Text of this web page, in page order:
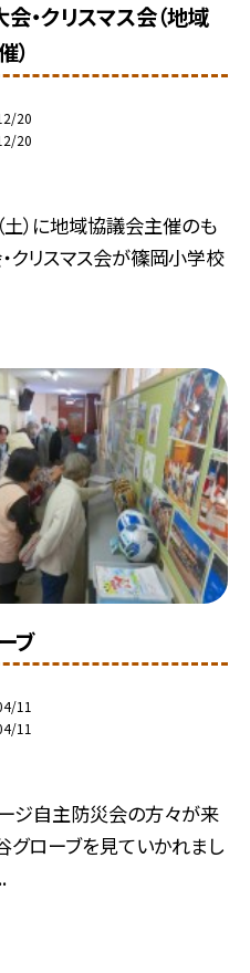
・クリスマス会（地域
）
20
20
土）に地域協議会主催のも
クリスマス会が篠岡小学校
ブ
11
11
ジ自主防災会の方々が来
グローブを見ていかれまし